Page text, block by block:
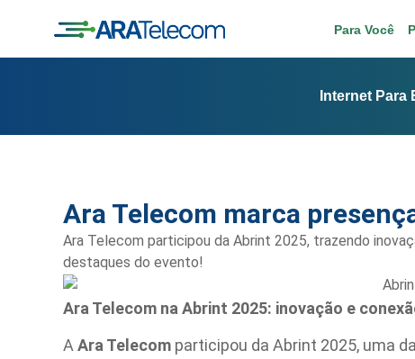
Para Você
Internet Para
Ara Telecom marca
Ara Telecom participou da Abrint 2025, trazendo
destaques do evento!
Ara Telecom na Abrint 2025: inovação e
A Ara Telecom participou da Abrint 2025, uma